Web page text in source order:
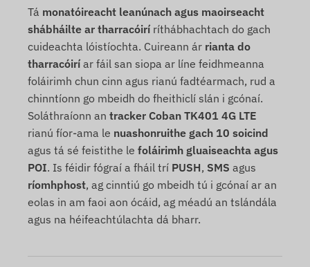
Tá monatóireacht leanúnach agus maoirseacht
shábháilte ar tharracóiríríthábhachtach do gach
cuideachta lóistíochta. Cuireann ár rianta do
tharracóiríar fáil san siopa ar líne feidhmeanna
foláirimh chun cinn agus rianú fadtéarmach, rud a
chinntíonn go mbeidh do fheithiclí slán i gcónaí.
Soláthraíonn an tracker Coban TK401 4G LTE
rianú fíor-ama le nuashonruithe gach 10 soicind
agus tá sé feistithe le foláirimh gluaiseachta agus
POI. Is féidir fógraí a fháil trí PUSH, SMS agus
ríomhphost, ag cinntiú go mbeidh tú i gcónaí ar an
eolas in am faoi aon ócáid, ag méadú an tslándála
agus na héifeachtúlachta dá bharr.